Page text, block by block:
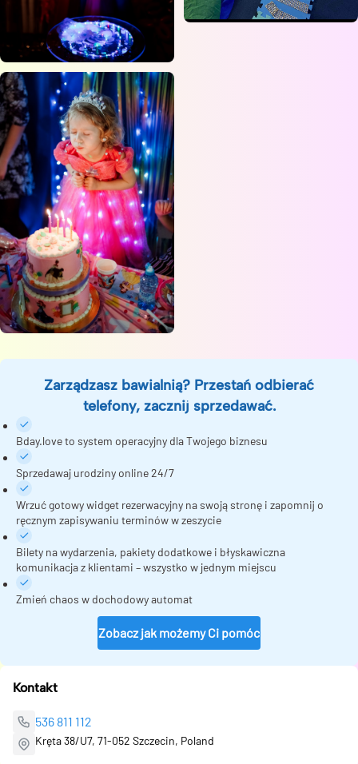
Zarządzasz bawialnią? Przestań odbierać
telefony, zacznij sprzedawać.
Bday.love to system operacyjny dla Twojego biznesu
Sprzedawaj urodziny online 24/7
Wrzuć gotowy widget rezerwacyjny na swoją stronę i zapomnij o
ręcznym zapisywaniu terminów w zeszycie
Bilety na wydarzenia, pakiety dodatkowe i błyskawiczna
komunikacja z klientami – wszystko w jednym miejscu
Zmień chaos w dochodowy automat
Zobacz jak możemy Ci pomóc
Kontakt
536 811 112
Kręta 38/U7, 71-052 Szczecin, Poland